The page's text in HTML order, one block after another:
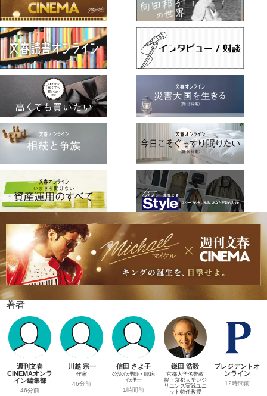
著者
週刊文春
CINEMAオンラ
イン編集部
46分前
川越 宗一
作家
46分前
信田 さよ子
公認心理師・臨床
心理士
1時間前
鎌田 浩毅
京都大学名誉教
授・京都大学レジ
リエンス実践ユニ
ット特任教授
プレジデントオ
ンライン
12時間前